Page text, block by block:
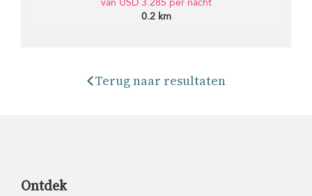
0.2 km
Terug naar resultaten
Ontdek